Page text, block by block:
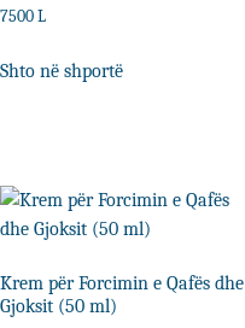
7500 L
Shto në shportë
Krem për Forcimin e Qafës dhe
Gjoksit (50 ml)